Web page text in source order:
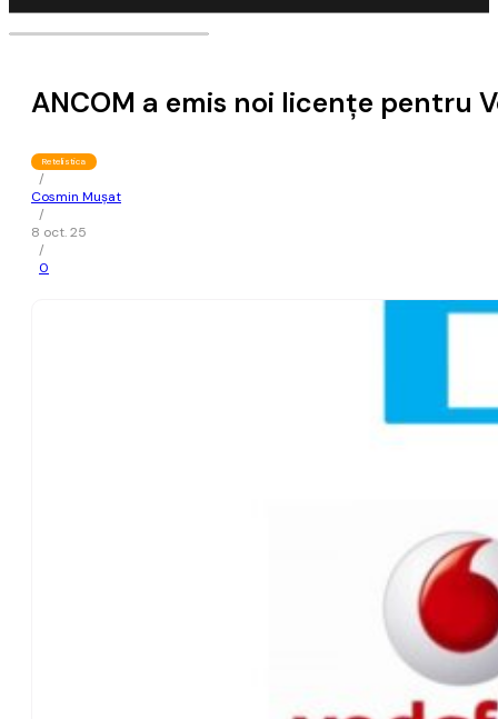
ANCOM a emis noi licenţe pentru
Retelistica
/
Cosmin Mușat
/
8 oct. 25
/
0